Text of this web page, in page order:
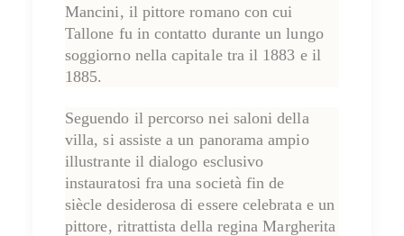
Mancini, il pittore romano con cui
Tallone fu in contatto durante un lungo
soggiorno nella capitale tra il 1883 e il
1885.
Seguendo il percorso nei saloni della
villa, si assiste a un panorama ampio
illustrante ildialogo esclusivo
instauratosi fra una società fin de
siècle desiderosa di essere celebrata e un
pittore, ritrattista della regina Margherita